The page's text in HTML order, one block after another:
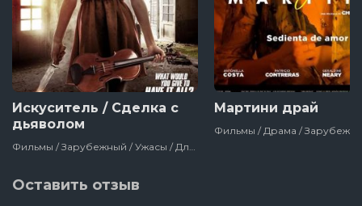
Искуситель / Сделка с
дьяволом
Мартини драй
Оставить отзыв